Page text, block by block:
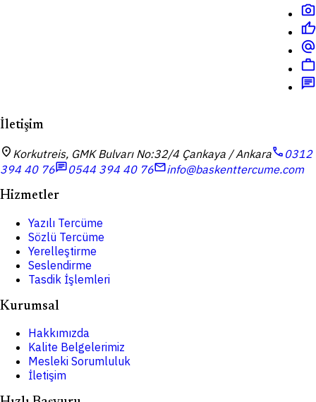
photo_camera
thumb_up
alternate_email
work
chat
İletişim
location_on Korkutreis, GMK Bulvarı No:32/4 Çankaya / Ankaracall 0312
394 40 76chat0544 394 40 76mailinfo@baskenttercume.com
Hizmetler
Yazılı Tercüme
Sözlü Tercüme
Yerelleştirme
Seslendirme
Tasdik İşlemleri
Kurumsal
Hakkımızda
Kalite Belgelerimiz
Mesleki Sorumluluk
İletişim